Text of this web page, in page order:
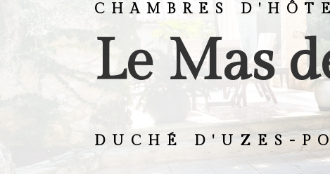
CHAMBRES
Le Mas
DUCHÉ D'UZES-